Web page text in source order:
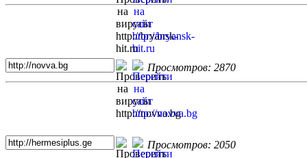
Просмотров: 2870
Просмотров: 2050